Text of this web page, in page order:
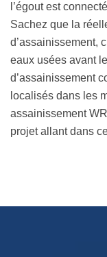
l’égout est
Sachez que la
d’assainissement,
eaux usées avant
d’assainissement
localisés dans les
assainissement
projet allant dans